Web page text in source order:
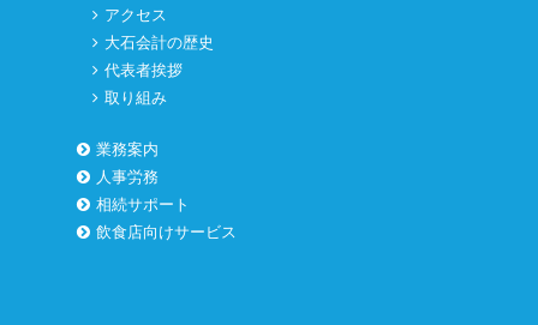
アクセス
大石会計の歴史
代表者挨拶
取り組み
業務案内
人事労務
相続サポート
飲食店向けサービス